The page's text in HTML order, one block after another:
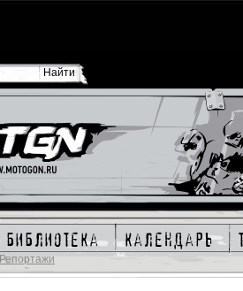
библиотека календарь
Репортажи